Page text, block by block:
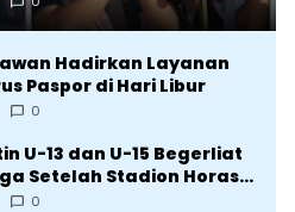
Hadirkan Layanan
Paspor di Hari Libur
0
U-13 dan U-15 Begerliat
Setelah Stadion Horas
Wali Kota
0